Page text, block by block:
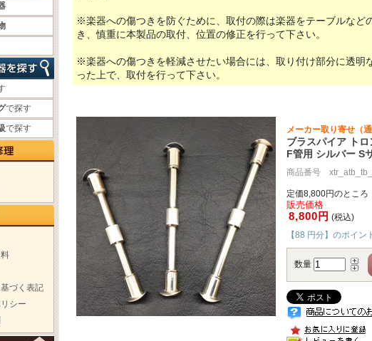
で探す
で探す
づく表記
シー
※楽器への傷つきを防ぐために、取付の際は楽器をテーブルなど
き、慎重に本製品の取付、位置の修正を行って下さい。
※楽器への傷つきを軽減させたい場合には、取り付け部分に透明
った上で、取付を行って下さい。
メーカー取り寄せ（
ブラスパイア ト
F管用 シルバー S
商品番号
定価8,800円のところ
販売価格
8,800円 (税込)
【88 円分】のポイン
数量